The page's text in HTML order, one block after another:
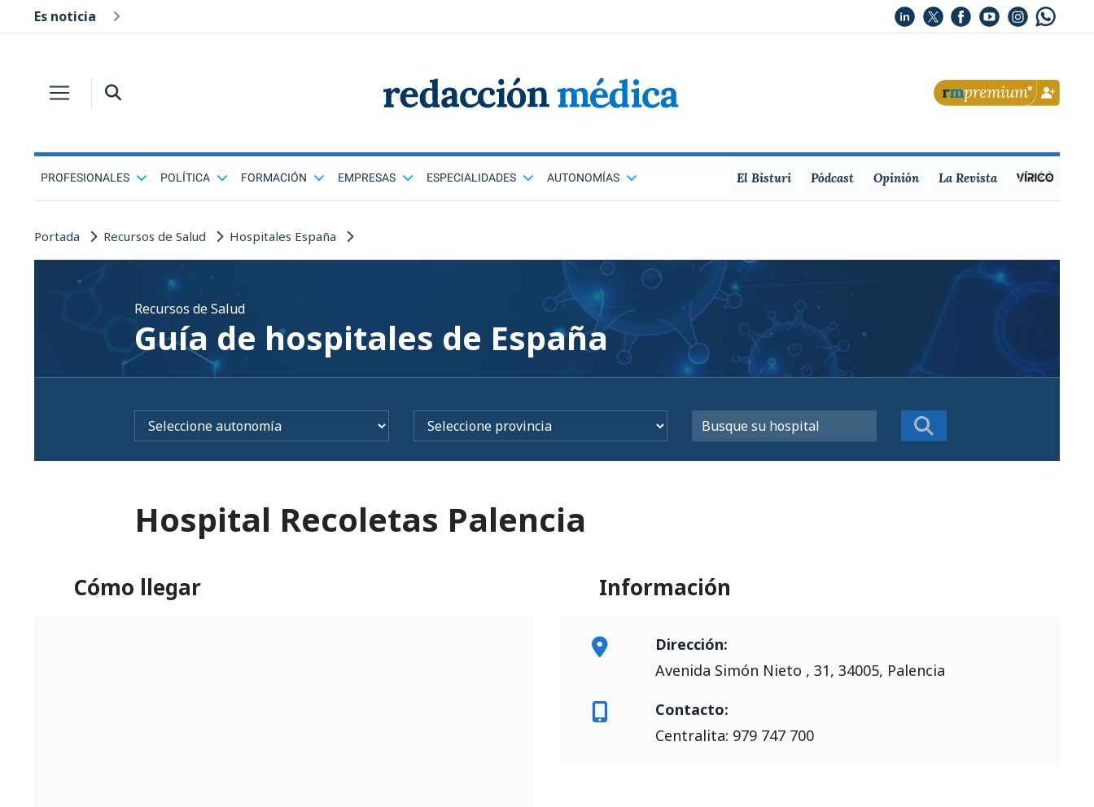
Es noticia
PROFESIONALES POLÍTICA FORMACIÓN EMPRESAS ESPECIALIDADES AUTONOMÍAS El Bisturí Pódcast Opinión La Revista
Portada Recursos de Salud Hospitales España
Recursos de Salud
Guía de hospitales de España
Hospital Recoletas Palencia
Cómo llegar Información
Dirección:
Avenida Simón Nieto , 31, 34005, Palencia
Contacto:
Centralita: 979 747 700